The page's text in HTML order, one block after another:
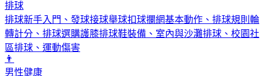
排球
排球新手入門、發球接球舉球扣球攔網基本動作、排球規則輪
轉計分、排球選購護膝排球鞋裝備、室內與沙灘排球、校園社
區排球、運動傷害
👨
男性健康